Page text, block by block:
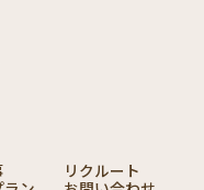
リクルート